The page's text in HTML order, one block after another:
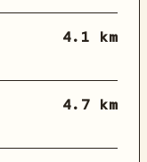
4.1 km
4.7 km